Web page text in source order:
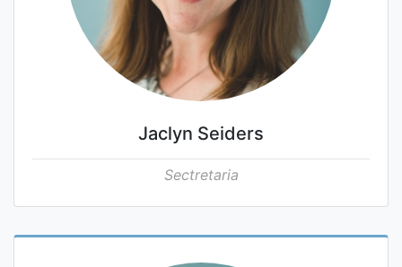
Jaclyn Seiders
Sectretaria